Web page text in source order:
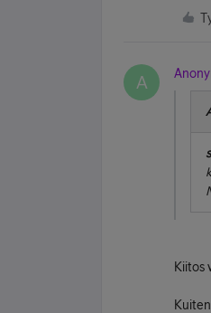
A
Kiitos